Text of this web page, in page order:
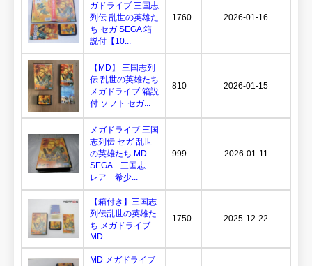
ガドライブ 三国志
列伝 乱世の英雄た
ち セガ SEGA 箱
説付【10...
1760 2026-01-16
【MD】 三国志列
伝 乱世の英雄たち
メガドライブ 箱説
付 ソフト セガ...
810 2026-01-15
メガドライブ 三国
志列伝 セガ 乱世
の英雄たち MD
SEGA 三国志
レア 希少...
999 2026-01-11
【箱付き】三国志
列伝乱世の英雄た
ち メガドライブ
MD...
1750 2025-12-22
MD メガドライブ